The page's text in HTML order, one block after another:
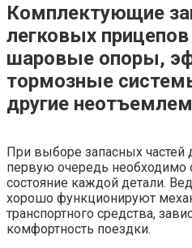
Комплектующие
легковых
шаровые опоры,
тормозные
другие
При выборе запасных частей
первую очередь необходимо
состояние каждой детали.
хорошо функционируют
транспортного средства,
комфортность поездки.